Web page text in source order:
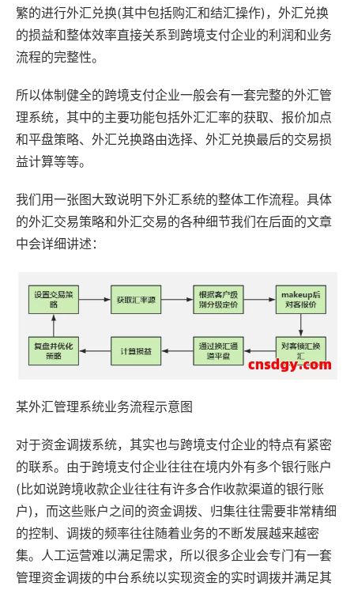
繁的进行外汇兑换(其中包括购汇和结汇操作)，外汇兑换
的损益和整体效率直接关系到跨境支付企业的利润和业务
流程的完整性。
所以体制健全的跨境支付企业一般会有一套完整的外汇管
理系统，其中的主要功能包括外汇汇率的获取、报价加点
和平盘策略、外汇兑换路由选择、外汇兑换最后的交易损
益计算等等。
我们用一张图大致说明下外汇系统的整体工作流程。具体
的外汇交易策略和外汇交易的各种细节我们在后面的文章
中会详细讲述：
某外汇管理系统业务流程示意图
对于资金调拨系统，其实也与跨境支付企业的特点有紧密
的联系。由于跨境支付企业往往在境内外有多个银行账户
(比如说跨境收款企业往往有许多合作收款渠道的银行账
户)，而这些账户之间的资金调拨、归集往往需要非常精细
的控制、调拨的频率往往随着业务的不断发展越来越密
集。人工运营难以满足需求，所以很多企业会专门有一套
管理资金调拨的中台系统以实现资金的实时调拨并满足其